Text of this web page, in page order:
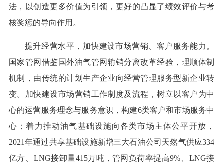
法，以创造更多价值为引领，更好的凸显了绩效评价与考
核奖惩的导向作用。
提升经营水平，加快建设市场营销、客户服务能力。
国家管网借鉴国外油气管网输销分离改革经验，理顺体制
机制，由传统的计划生产企业向经营管理服务型新企业转
变。加快建设市场营销工作制度及流程，树立以客户为中
心的运营服务理念与服务意识，构建6类客户和市场服务中
心；着力推动油气基础设施向各类市场主体公平开放，
2021年通过共享基础设施新增三大石油公司天然气供应334
亿方、LNG接卸量415万吨，管网负荷率提高9%、LNG接